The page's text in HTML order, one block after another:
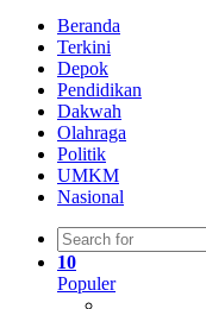
Beranda
Terkini
Depok
Pendidikan
Dakwah
Olahraga
Politik
UMKM
Nasional
10
Populer